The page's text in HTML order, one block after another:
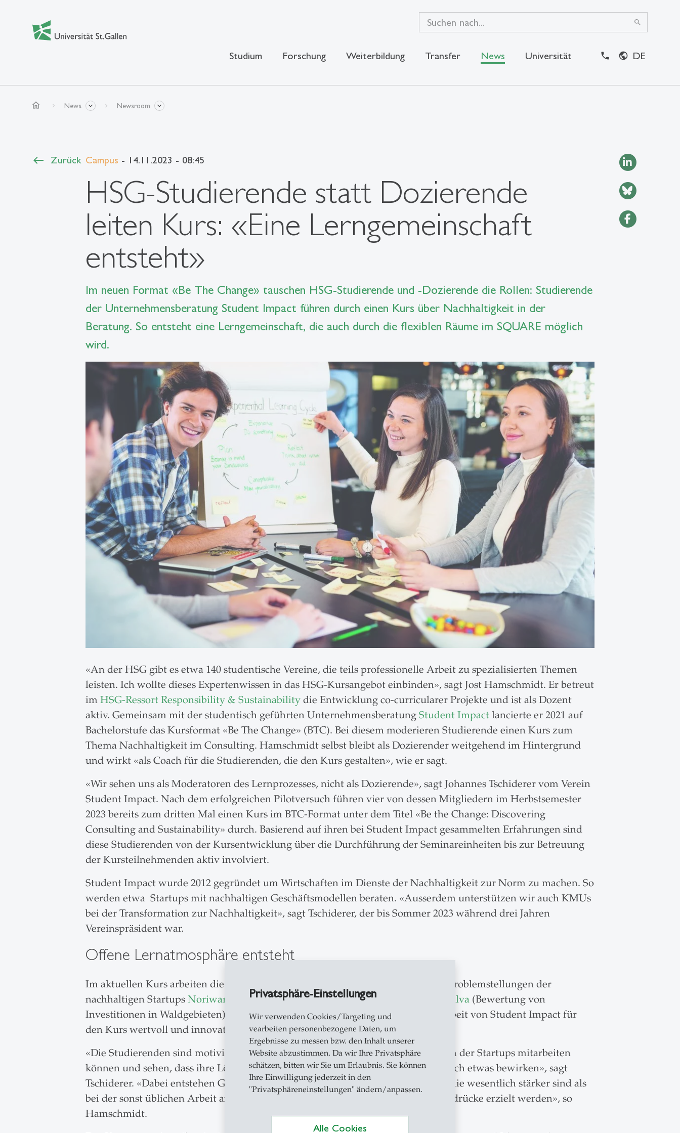
Privatsphäre-Einstellungen
Wir verwenden Cookies/Targeting und
vearbeiten personenbezogene Daten, um
Ergebnisse zu messen bzw. den Inhalt unserer
Website abzustimmen. Da wir Ihre Privatsphäre
schätzen, bitten wir Sie um Erlaubnis. Sie können
Ihre Einwilligung jederzeit in den
"Privatsphäreneinstellungen" ändern/anpassen.
Alle Cookies
search
Studium Forschung Weiterbildung Transfer News Universität DE
home News Newsroom
Zurück Campus - 14.11.2023 - 08:45
HSG-Studierende statt Dozierende
leiten Kurs: «Eine Lerngemeinschaft
entsteht»
Im neuen Format «Be The Change» tauschen HSG-Studierende und -Dozierende die Rollen: Studierende
der Unternehmensberatung Student Impact führen durch einen Kurs über Nachhaltigkeit in der
Beratung. So entsteht eine Lerngemeinschaft, die auch durch die flexiblen Räume im SQUARE möglich
wird.
«An der HSG gibt es etwa 140 studentische Vereine, die teils professionelle Arbeit zu spezialisierten Themen
leisten. Ich wollte dieses Expertenwissen in das HSG-Kursangebot einbinden», sagt Jost Hamschmidt. Er betreut
im HSG-Ressort Responsibility & Sustainabilitydie Entwicklung co-curricularer Projekte und ist als Dozent
aktiv. Gemeinsam mit der studentisch geführten Unternehmensberatung Student Impactlancierte er 2021 auf
Bachelorstufe das Kursformat «Be The Change» (BTC). Bei diesem moderieren Studierende einen Kurs zum
Thema Nachhaltigkeit im Consulting. Hamschmidt selbst bleibt als Dozierender weitgehend im Hintergrund
und wirkt «als Coach für die Studierenden, die den Kurs gestalten», wie er sagt.
«Wir sehen uns als Moderatoren des Lernprozesses, nicht als Dozierende», sagt Johannes Tschiderer vom Verein
Student Impact. Nach dem erfolgreichen Pilotversuch führen vier von dessen Mitgliedern im Herbstsemester
2023 bereits zum dritten Mal einen Kurs im BTC-Format unter dem Titel «Be the Change: Discovering
Consulting and Sustainability» durch. Basierend auf ihren bei Student Impact gesammelten Erfahrungen sind
diese Studierenden von der Kursentwicklung über die Durchführung der Seminareinheiten bis zur Betreuung
der Kursteilnehmenden aktiv involviert.
Student Impact wurde 2012 gegründet um Wirtschaften im Dienste der Nachhaltigkeit zur Norm zu machen. So
werden etwa Startups mit nachhaltigen Geschäftsmodellen beraten. «Ausserdem unterstützen wir auch KMUs
bei der Transformation zur Nachhaltigkeit», sagt Tschiderer, der bis Sommer 2023 während drei Jahren
Vereinspräsident war.
Offene Lernatmosphäre entsteht
Im aktuellen Kurs arbeiten die Studierenden an realen betriebswirtschaftlichen Problemstellungen der
nachhaltigen Startups Noriware (Entwicklung von Bioplastik aus Algen) sowie Xilva(Bewertung von
Investitionen in Waldgebieten). «Solche Kontakte aus der Praxis macht die Mitarbeit von Student Impact für
den Kurs wertvoll und innovativ», sagt Hamschmidt.
«Die Studierenden sind motiviert, weil sie an akut relevanten Herausforderungen der Startups mitarbeiten
können und sehen, dass ihre Lösungen in der Praxis umgesetzt werden und so auch etwas bewirken», sagt
Tschiderer. «Dabei entstehen Gefühle kollektiver und persönlicher Wirksamkeit, die wesentlich stärker sind als
bei der sonst üblichen Arbeit an fiktiven Fallstudien, wodurch bleibende Lerneindrücke erzielt werden», so
Hamschmidt.